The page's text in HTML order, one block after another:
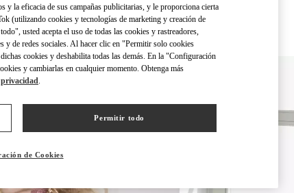
y la eficacia de sus campañas publicitarias, y le proporciona cierta
(utilizando cookies y tecnologías de marketing y creación de
usted acepta el uso de todas las cookies y rastreadores,
y de redes sociales. Al hacer clic en "Permitir solo cookies
cookies y deshabilita todas las demás. En la "Configuración
y cambiarlas en cualquier momento. Obtenga más
.
Permitir todo
de Cookies